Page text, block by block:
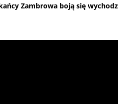
Zambrowa boją się